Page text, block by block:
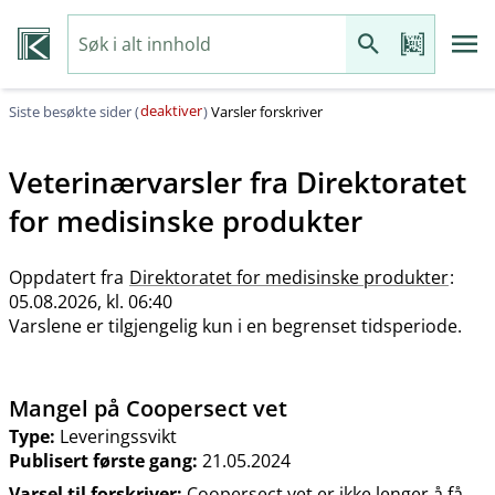
Siste besøkte sider (deaktiver)Varsler forskriver
Veterinærvarsler fra Direktoratet
for medisinske produkter
Oppdatert fra Direktoratet for medisinske produkter:
05.08.2026, kl. 06:40
Varslene er tilgjengelig kun i en begrenset tidsperiode.
Mangel på Coopersect vet
Type: Leveringssvikt
Publisert første gang: 21.05.2024